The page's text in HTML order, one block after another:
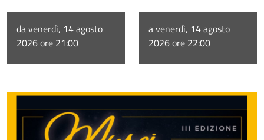
da venerdì, 14 agosto
2026 ore 21:00
a venerdì, 14 agosto
2026 ore 22:00